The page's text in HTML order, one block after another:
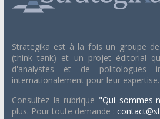
Strategika est à la fois un groupe
(think tank) et un projet éditorial
d'analystes et de politologues
internationalement pour leur expertise.
Consultez la rubrique "Qui sommes-
plus. Pour toute demande :